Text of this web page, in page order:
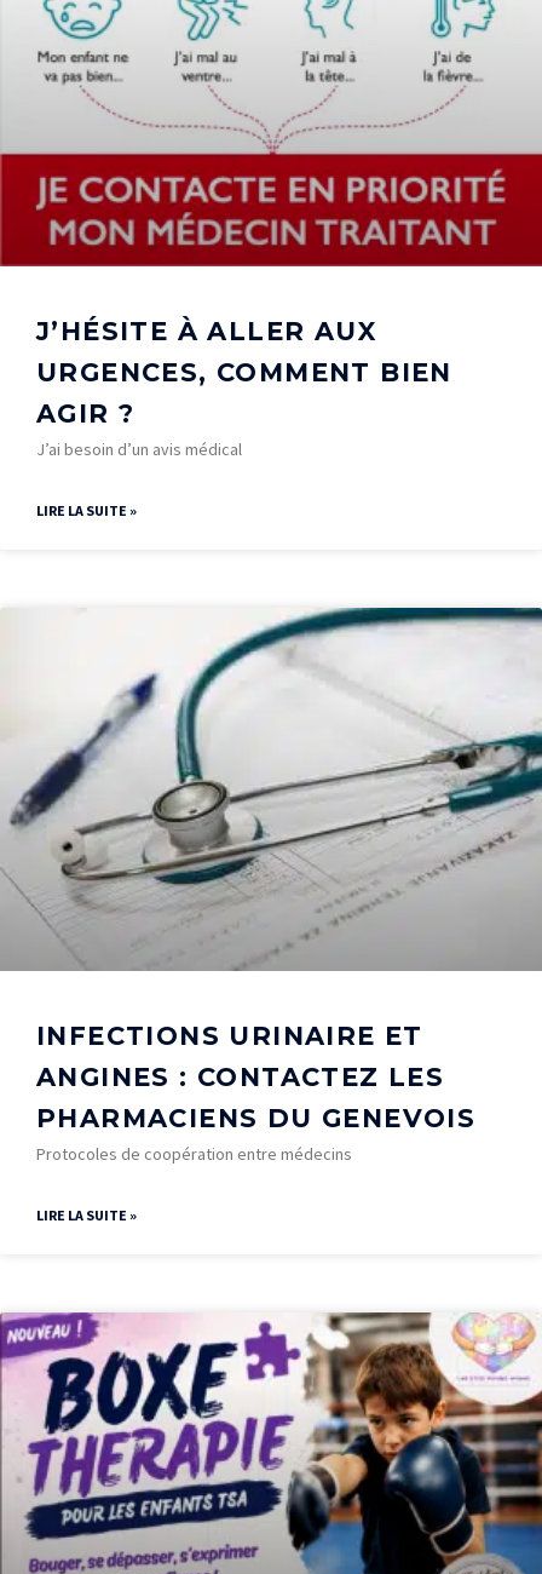
J’HÉSITE À ALLER AUX
URGENCES, COMMENT BIEN
AGIR ?
J’ai besoin d’un avis médical
LIRE LA SUITE »
INFECTIONS URINAIRE ET
ANGINES : CONTACTEZ LES
PHARMACIENS DU GENEVOIS
Protocoles de coopération entre médecins
LIRE LA SUITE »